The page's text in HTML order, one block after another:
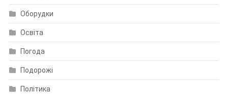
Оборудки
Освіта
Погода
Подорожі
Політика